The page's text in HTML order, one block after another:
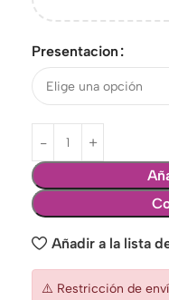
Presentacion
Añadir a la lista
⚠️ Restricción de